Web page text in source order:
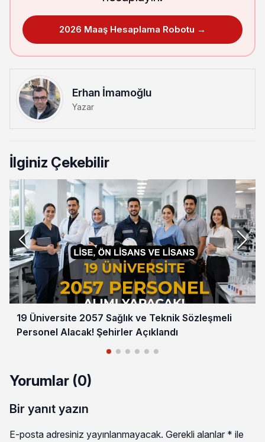
2026 Maaş Hesaplama Robotu →
Erhan İmamoğlu
Yazar
İlginiz Çekebilir
19 Üniversite 2057 Sağlık ve Teknik Sözleşmeli
Personel Alacak! Şehirler Açıklandı
Yorumlar (0)
Bir yanıt yazın
E-posta adresiniz yayınlanmayacak. Gerekli alanlar * ile